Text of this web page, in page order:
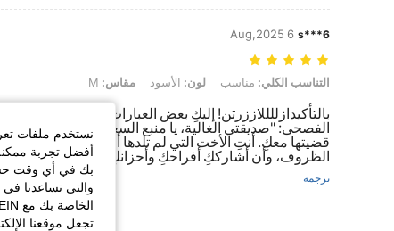
s***6
6 Aug,2025
التناسب الكلي: مناسب, لون: الأسود, مقاس: M
التناسب الكلي: مناسب لون: الأسود مقاس:
بالتأكيدازللللاززرتن! إليكِ بعض العبارات التي تعبر عن
الفصحى: "صديقتي الغالية، يا منبع السعادة ورفيقة
قضيتها معكِ. أنتِ الأخت التي لم تلدها أمي، والصديقة التي
الظروف، وأن أشارككِ أفراحكِ وأحزانكِ. أحبكِ يا صديقت
ترجمة
نستخدم ملفات
أفضل تجربة
بك في أي وقت حسب
والتي تساعدنا
تجعل موقعنا